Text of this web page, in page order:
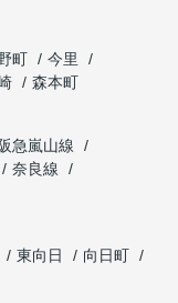
町
今里
森本町
阪急嵐山線
奈良線
東向日
向日町